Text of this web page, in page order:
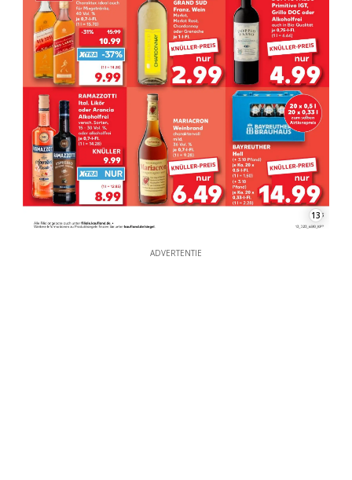
13
ADVERTENTIE